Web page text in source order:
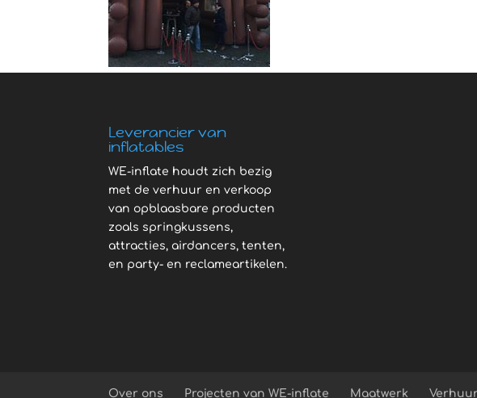
Leverancier van
inflatables
WE-inflate houdt zich bezig
met de verhuur en verkoop
van opblaasbare producten
zoals springkussens,
attracties, airdancers, tenten,
en party- en reclameartikelen.
Over ons Projecten van WE-inflate Maatwerk